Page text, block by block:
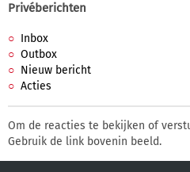
Privéberichten
Inbox
Outbox
Nieuw bericht
Acties
Om de reacties te bekijken of
Gebruik de link bovenin beeld.